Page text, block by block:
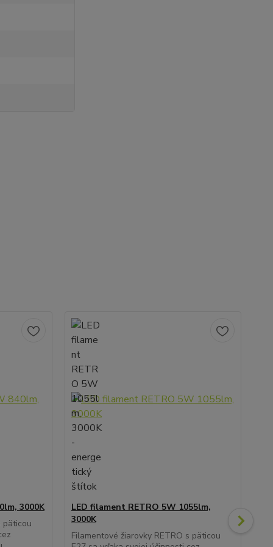
3000K
päticou
LED filament RETRO 5W 1055lm,
3000K
Filamentové žiarovky RETRO s päticou